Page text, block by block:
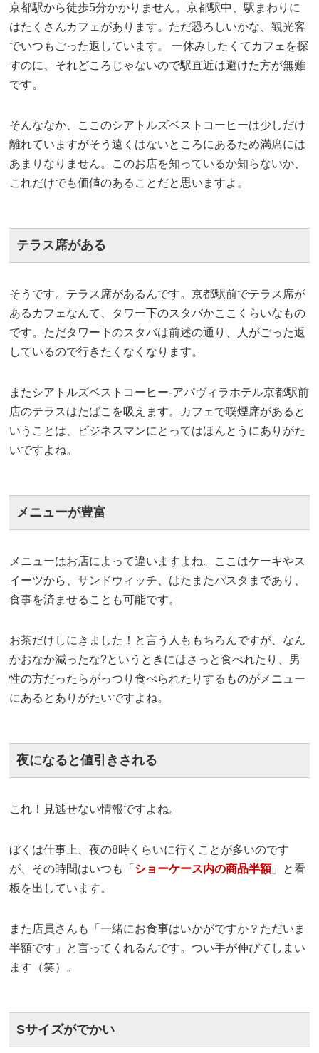
京都駅から徒歩5分かかりません。京都駅中、駅まわりに
はたくさんカフェがあります。ただ恐ろしいかな、観光客
でいつもごった返しています。 一休みしたくてカフェを探
すのに、それどころじゃないので駅直近は避けた方が無難
です。
そんななか、ここのシアトルズベストコーヒーは少しだけ
離れていますがそう遠くはないところにあるため満席には
あまりなりません。このお店を知っているか知らないか、
これだけでも価値のあることだと思いますよ。
テラス席がある
そうです。テラス席があるんです。京都駅前でテラス席が
あるカフェなんて、タワー下のスタバかここくらいなもの
です。ただタワー下のスタバは前述の通り、人がごった返
しているので行きたくなくなります。
またシアトルズベストコーヒー-アパヴィラホテル京都駅前
店のテラスはたばこを吸えます。カフェで喫煙席があると
いうことは、ビジネスマンにとってはほんとうにありがた
いですよね。
メニューが豊富
メニューはお店によって違いますよね。ここはケーキやス
イーツから、サンドウィッチ、はたまたパスタまであり、
食事を済ませることも可能です。
お茶だけしにきました！と言う人ももちろんですが、なん
かおなか減ったな?というときにはさっと食べれたり、男
性の方だったらがっつり食べられたりするものがメニュー
にあるとありがたいですよね。
夜になると値引きされる
これ！見逃せない情報ですよね。
ぼくは仕事上、夜の8時くらいに行くことが多いのです
が、その時間はいつも「 ショーケース内の商品半額」と看
板を出しています。
また店員さんも「一緒にお食事はいかがですか？ただいま
半額です」と言ってくれるんです。つい手が伸びてしまい
ます（笑）。
Sサイズがでかい